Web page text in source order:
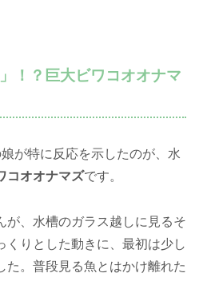
！？巨大ビワコオオナマ
が特に反応を示したのが、水
コオオナマズです。
が、水槽のガラス越しに見るそ
くりとした動きに、最初は少し
た。普段見る魚とはかけ離れた